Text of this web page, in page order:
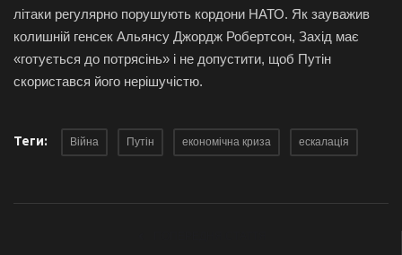
літаки регулярно порушують кордони НАТО. Як зауважив
колишній генсек Альянсу Джордж Робертсон, Захід має
«готується до потрясінь» і не допустити, щоб Путін
скористався його нерішучістю.
Теги: Війна Путін економічна криза ескалація